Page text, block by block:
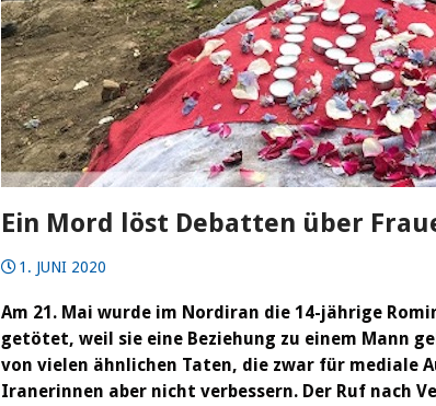
Ein Mord löst Debatten über
1. JUNI 2020
Am 21. Mai wurde im Nordiran die 14-jährige
getötet, weil sie eine Beziehung zu einem Mann
von vielen ähnlichen Taten, die zwar für mediale
Iranerinnen aber nicht verbessern. Der Ruf nach